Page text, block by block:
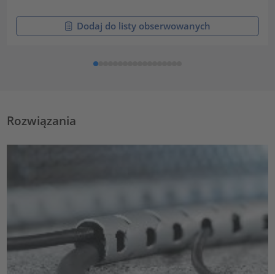
Dodaj do listy obserwowanych
Rozwiązania